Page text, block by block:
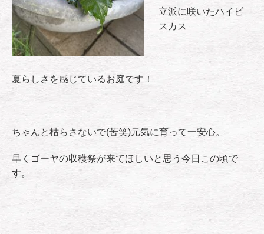
立派に咲いたハイビ
スカス
夏らしさを感じているお庭です！
ちゃんと枯らさないで(苦笑)元気に育って一安心。
早くゴーヤの収穫祭が来てほしいと思う今日この頃で
す。